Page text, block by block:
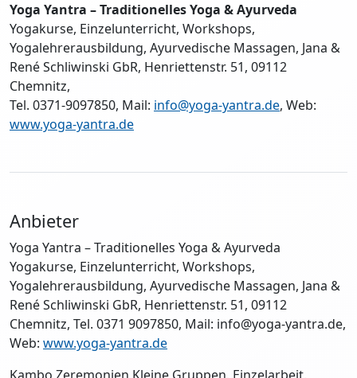
Yoga Yantra – Traditionelles Yoga & Ayurveda
Yogakurse, Einzelunterricht, Workshops,
Yogalehrerausbildung, Ayurvedische Massagen, Jana &
René Schliwinski GbR, Henriettenstr. 51, 09112
Chemnitz,
Tel. 0371-9097850, Mail: info@yoga-yantra.de, Web:
www.yoga-yantra.de
Anbieter
Yoga Yantra – Traditionelles Yoga & Ayurveda
Yogakurse, Einzelunterricht, Workshops,
Yogalehrerausbildung, Ayurvedische Massagen, Jana &
René Schliwinski GbR, Henriettenstr. 51, 09112
Chemnitz, Tel. 0371 9097850, Mail: info@yoga-yantra.de,
Web: www.yoga-yantra.de